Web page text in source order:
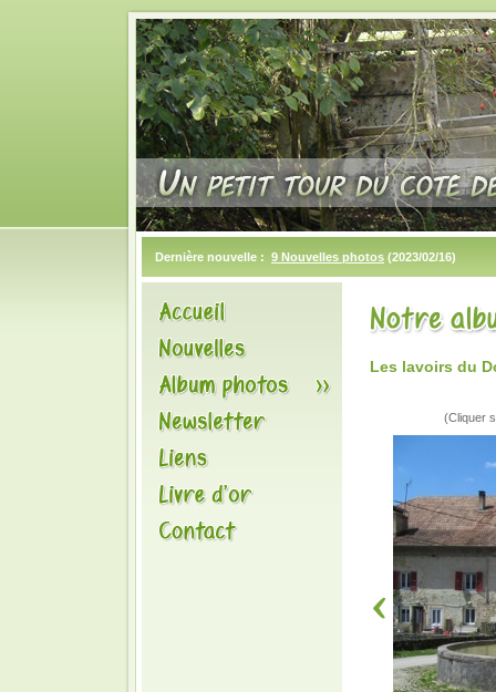
Dernière nouvelle : 9 Nouvelles photos (2023/02/16)
Les lavoirs du
(Cliquer